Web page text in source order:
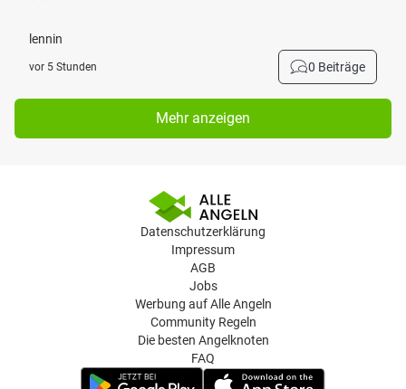
lennin
vor 5 Stunden 0 Beiträge
Mehr anzeigen
Datenschutzerklärung
Impressum
AGB
Jobs
Werbung auf Alle Angeln
Community Regeln
Die besten Angelknoten
FAQ